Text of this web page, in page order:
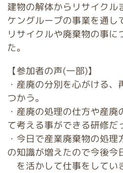
建物の解体からリサイクル
ケングループの事業を通し
リサイクルや廃棄物の事に
た。
【参加者の声(一部)】
・産廃の分別を心がける
つかう。
・産廃の処理の仕方や産
て考える事ができる研修だ
・今日で産業廃棄物の処
の知識が増えたので今後今
を活かして仕事をしてい